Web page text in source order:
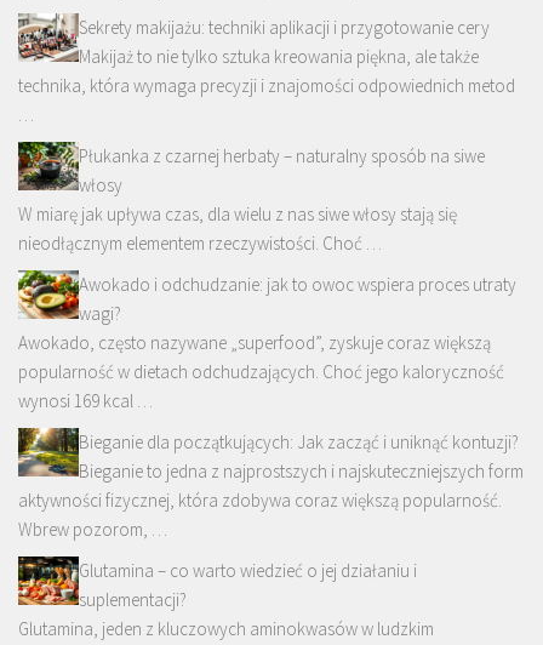
Sekrety makijażu: techniki aplikacji i przygotowanie cery
Makijaż to nie tylko sztuka kreowania piękna, ale także
technika, która wymaga precyzji i znajomości odpowiednich metod
…
Płukanka z czarnej herbaty – naturalny sposób na siwe
włosy
W miarę jak upływa czas, dla wielu z nas siwe włosy stają się
nieodłącznym elementem rzeczywistości. Choć …
Awokado i odchudzanie: jak to owoc wspiera proces utraty
wagi?
Awokado, często nazywane „superfood”, zyskuje coraz większą
popularność w dietach odchudzających. Choć jego kaloryczność
wynosi 169 kcal …
Bieganie dla początkujących: Jak zacząć i uniknąć kontuzji?
Bieganie to jedna z najprostszych i najskuteczniejszych form
aktywności fizycznej, która zdobywa coraz większą popularność.
Wbrew pozorom, …
Glutamina – co warto wiedzieć o jej działaniu i
suplementacji?
Glutamina, jeden z kluczowych aminokwasów w ludzkim